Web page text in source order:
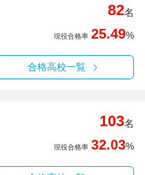
82名
現役合格率 25.49%
合格高校一覧
103名
現役合格率 32.03%